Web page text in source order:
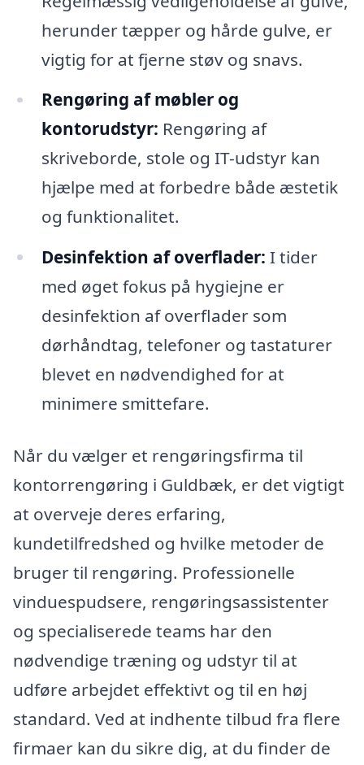
herunder tæpper og hårde gulve, er
vigtig for at fjerne støv og snavs.
Rengøring af møbler og
kontorudstyr: Rengøring af
skriveborde, stole og IT-udstyr kan
hjælpe med at forbedre både æstetik
og funktionalitet.
Desinfektion af overflader: I tider
med øget fokus på hygiejne er
desinfektion af overflader som
dørhåndtag, telefoner og tastaturer
blevet en nødvendighed for at
minimere smittefare.
Når du vælger et rengøringsfirma til
kontorrengøring i Guldbæk, er det vigtigt
at overveje deres erfaring,
kundetilfredshed og hvilke metoder de
bruger til rengøring. Professionelle
vinduespudsere, rengøringsassistenter
og specialiserede teams har den
nødvendige træning og udstyr til at
udføre arbejdet effektivt og til en høj
standard. Ved at indhente tilbud fra flere
firmaer kan du sikre dig, at du finder de